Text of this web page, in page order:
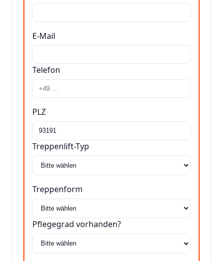
E-Mail
Telefon
PLZ
Treppenlift-Typ
Treppenform
Pflegegrad vorhanden?